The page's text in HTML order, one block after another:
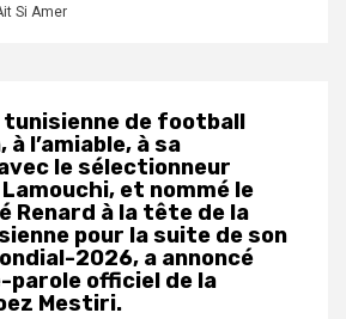
Si Amer
tunisienne de football
l’amiable, à sa
le sélectionneur
et nommé le
Renard à la tête de la
pour la suite de son
2026, a annoncé
officiel de la
Mestiri.